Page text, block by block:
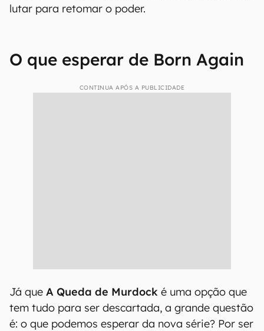
lutar para retomar o poder.
O que esperar de Born Again
CONTINUA APÓS A PUBLICIDADE
Já que A Queda de Murdock é uma opção que
tem tudo para ser descartada, a grande questão
é: o que podemos esperar da nova série? Por ser